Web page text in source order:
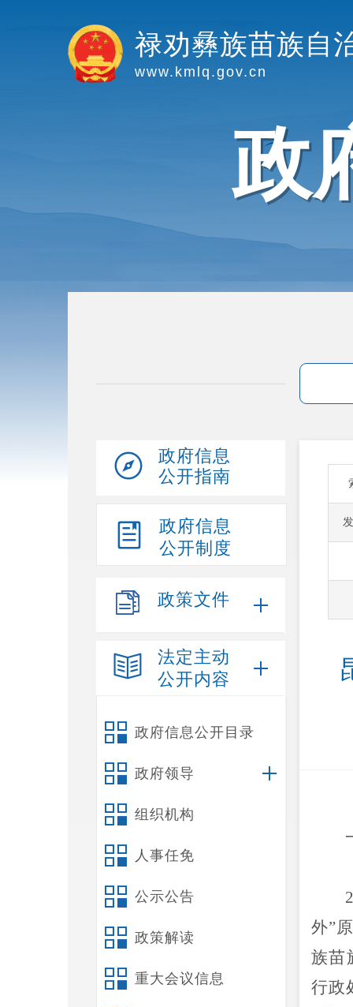
禄劝彝族苗族自
www.kmlq.gov.cn
政
政府信息
公开指南
政府信息
公开制度
政策文件
法定主动
公开内容
政府信息公开目录
政府领导
组织机构
人事任免
公示公告
政策解读
重大会议信息
外”
族苗
行政